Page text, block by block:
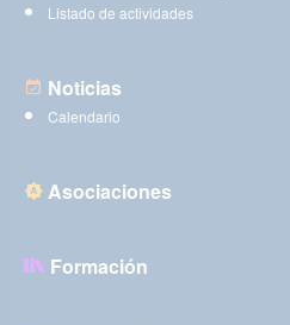
Listado de actividades
Noticias
Calendario
Asociaciones
Formación